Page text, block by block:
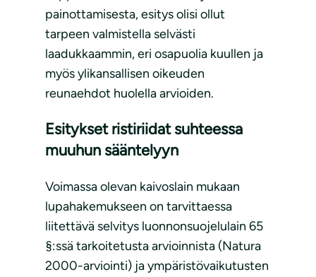
painottamisesta, esitys olisi ollut
tarpeen valmistella selvästi
laadukkaammin, eri osapuolia kuullen ja
myös ylikansallisen oikeuden
reunaehdot huolella arvioiden.
Esitykset ristiriidat suhteessa
muuhun sääntelyyn
Voimassa olevan kaivoslain mukaan
lupahakemukseen on tarvittaessa
liitettävä selvitys luonnonsuojelulain 65
§:ssä tarkoitetusta arvioinnista (Natura
2000-arviointi) ja ympäristövaikutusten